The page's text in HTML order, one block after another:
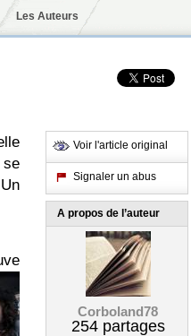
Les Auteurs
se
Voir l'article original
Signaler un abus
A propos de l’auteur
Corboland78
254partages